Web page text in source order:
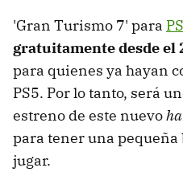
'Gran Turismo 7' para
gratuitamente desde el
para quienes ya hayan
PS5. Por lo tanto, será
estreno de este nuevo
para tener una
jugar.